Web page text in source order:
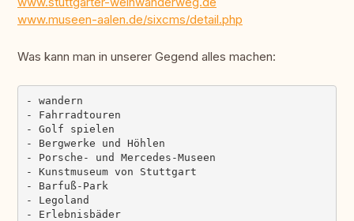
www.museen-aalen.de/sixcms/detail.php
Was kann man in unserer Gegend alles machen:
- wandern
- Fahrradtouren
- Golf spielen
- Bergwerke und Höhlen
- Porsche- und Mercedes-Museen
- Kunstmuseum von Stuttgart
- Barfuß-Park
- Legoland
- Erlebnisbäder